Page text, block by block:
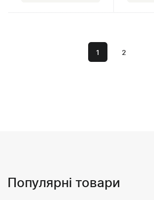
1 2
Популярні товари